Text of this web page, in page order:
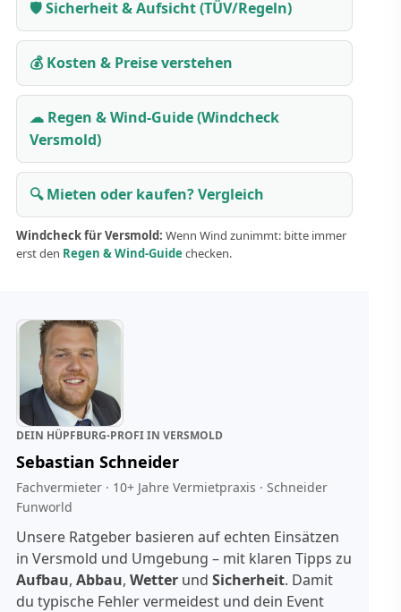
🛡 Sicherheit & Aufsicht (TÜV/Regeln)
💰 Kosten & Preise verstehen
☁ Regen & Wind-Guide (Windcheck
Versmold)
🔍 Mieten oder kaufen? Vergleich
Windcheck für Versmold: Wenn Wind zunimmt: bitte immer
erst den Regen & Wind-Guide checken.
DEIN HÜPFBURG-PROFI IN VERSMOLD
Sebastian Schneider
Fachvermieter · 10+ Jahre Vermietpraxis · Schneider
Funworld
Unsere Ratgeber basieren auf echten Einsätzen
in Versmold und Umgebung – mit klaren Tipps zu
Aufbau, Abbau, Wetter und Sicherheit. Damit
du typische Fehler vermeidest und dein Event